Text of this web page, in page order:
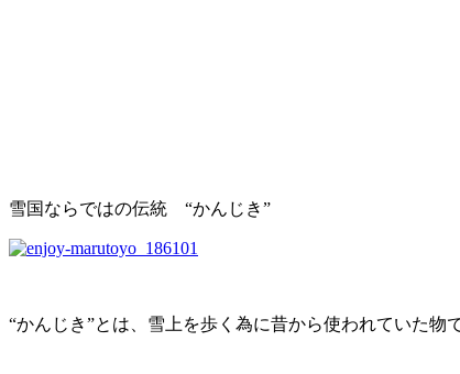
雪国ならではの伝統 “かんじき”
“かんじき”とは、雪上を歩く為に昔から使われていた物